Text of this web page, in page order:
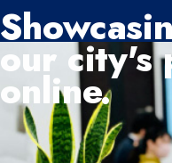
our city's
online.